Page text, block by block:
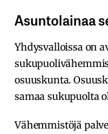
Asuntolainaa
Yhdysvalloissa on
osuuskunta.
samaa sukupuolta
Vähemmistöjä